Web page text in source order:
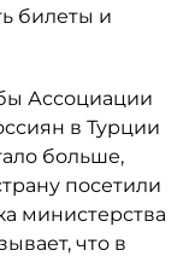
билеты и
Ассоциации
в Турции
больше,
посетили
министерства
что в